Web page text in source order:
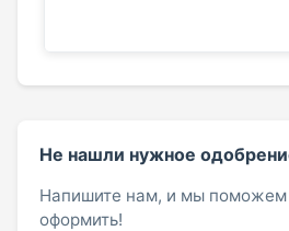
Не нашли нужное
Напишите нам, и мы поможем
оформить!